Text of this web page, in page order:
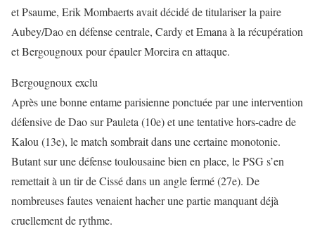
et Psaume, Erik Mombaerts avait décidé de titulariser la paire
Aubey/Dao en défense centrale, Cardy et Emana à la récupération
et Bergougnoux pour épauler Moreira en attaque.
Bergougnoux exclu
Après une bonne entame parisienne ponctuée par une intervention
défensive de Dao sur Pauleta (10e) et une tentative hors-cadre de
Kalou (13e), le match sombrait dans une certaine monotonie.
Butant sur une défense toulousaine bien en place, le PSG s’en
remettait à un tir de Cissé dans un angle fermé (27e). De
nombreuses fautes venaient hacher une partie manquant déjà
cruellement de rythme.